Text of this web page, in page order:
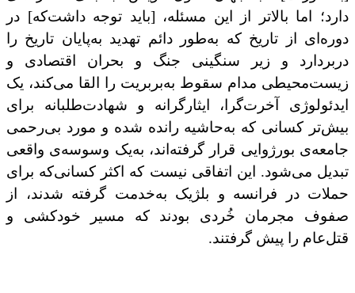
دارد؛ اما بالاتر از این مسئله، [باید توجه داشت‌که] در
دوره‌ای از تاریخ که به‌طور دائم تهدید به‌پایان تاریخ را
دربردارد و زیر سنگینی جنگ و بحران اقتصادی و
زیست‌محیطی مدام سقوط به‌بربریت را القا می‌کند، یک
ایدئولوژی آخرت‌گرا، ایثارگرانه و شهادت‌طلبانه برای
بیش‌تر کسانی که به‌حاشیه رانده شده‌ و مورد بی‌رحمی
جامعه‌ی بورژوایی قرار گرفته‌اند، به‌یک وسوسه‌ی واقعی
تبدیل می‌شود. این اتفاقی نیست که اکثر کسانی‌که برای
حملات در فرانسه و بلژیک به‌خدمت گرفته شدند، از
صفوف مجرمان خُردی بودند که مسیر خودکشی و
قتل‌عام را پیش گرفتند.